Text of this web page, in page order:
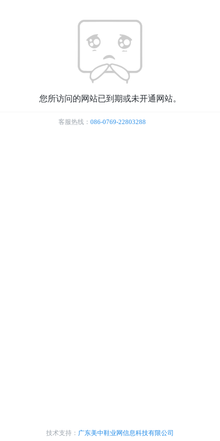
您所访问的网站已到期或未开通网站。
客服热线： 086-0769-22803288
技术支持： 广东美中鞋业网信息科技有限公司